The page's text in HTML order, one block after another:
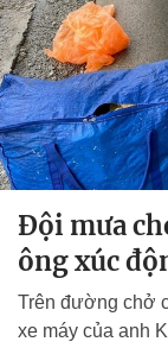
Đội mưa
ông xúc
Trên đường chở
xe máy của anh